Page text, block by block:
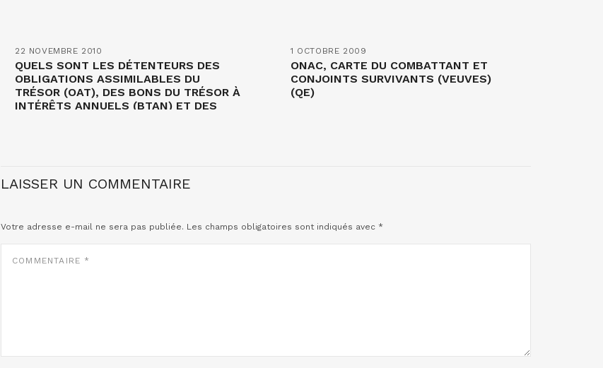
22 NOVEMBRE 2010
QUELS SONT LES DÉTENTEURS DES
OBLIGATIONS ASSIMILABLES DU
TRÉSOR (OAT), DES BONS DU TRÉSOR À
INTÉRÊTS ANNUELS (BTAN) ET DES
1 OCTOBRE 2009
ONAC, CARTE DU COMBATTANT ET
CONJOINTS SURVIVANTS (VEUVES)
(QE)
LAISSER UN COMMENTAIRE
Votre adresse e-mail ne sera pas publiée. Les champs obligatoires sont indiqués avec *